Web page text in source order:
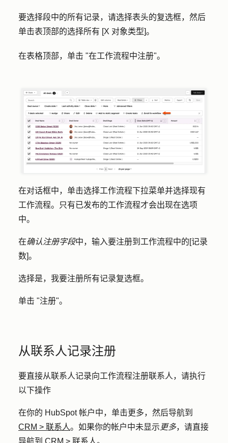
要选择段中的所有记录，请选择表头的复选框，然后
单击表顶部的选择所有 [X 对象类型]。
在表格顶部，单击 "在工作流程中注册"。
在对话框中，单击选择工作流程下拉菜单并选择现有
工作流程。只有已发布的工作流程才会出现在选项
中。
在确认注册字段中，输入要注册到工作流程中的[记录
数]。
选择是，我要注册所有记录复选框。
单击 "注册"。
从联系人记录注册
要直接从联系人记录向工作流程注册联系人，请执行
以下操作
在你的 HubSpot 帐户中，单击更多，然后导航到
CRM > 联系人。如果你的帐户中未显示 更多，请直接
导航到 CRM > 联系人。